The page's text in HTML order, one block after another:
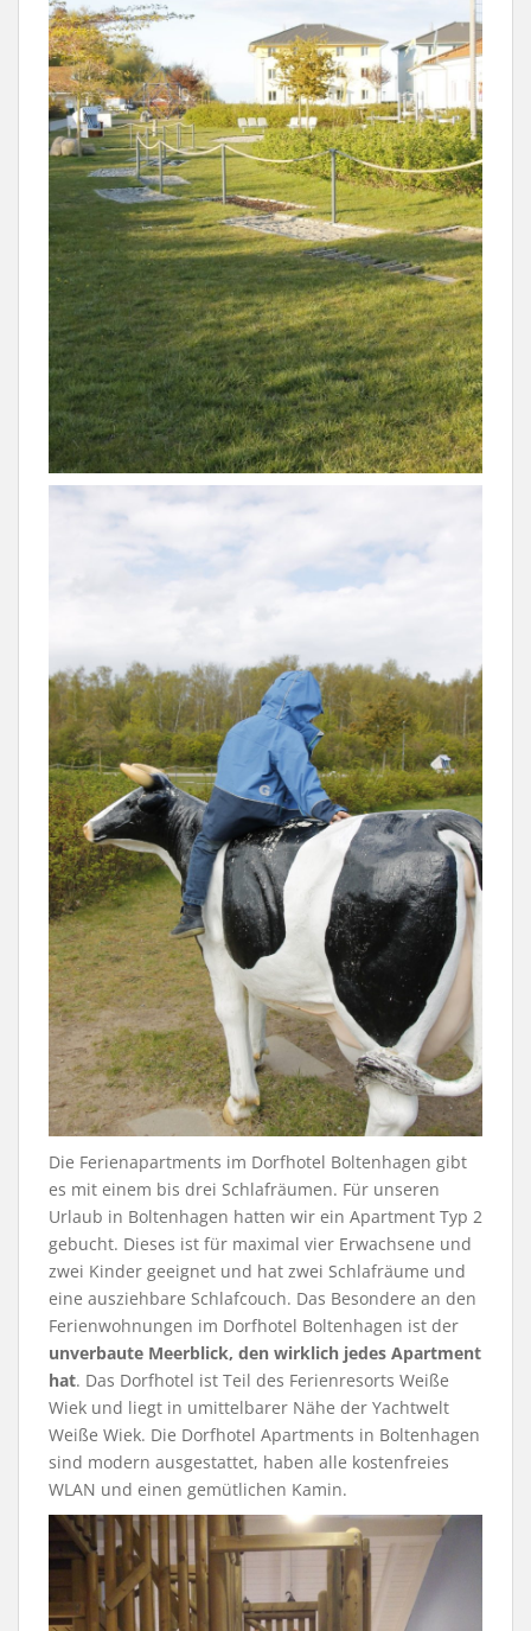
Die Ferienapartments im Dorfhotel Boltenhagen gibt
es mit einem bis drei Schlafräumen. Für unseren
Urlaub in Boltenhagen hatten wir ein Apartment Typ 2
gebucht. Dieses ist für maximal vier Erwachsene und
zwei Kinder geeignet und hat zwei Schlafräume und
eine ausziehbare Schlafcouch. Das Besondere an den
Ferienwohnungen im Dorfhotel Boltenhagen ist der
unverbaute Meerblick, den wirklich jedes Apartment
hat. Das Dorfhotel ist Teil des Ferienresorts Weiße
Wiek und liegt in umittelbarer Nähe der Yachtwelt
Weiße Wiek. Die Dorfhotel Apartments in Boltenhagen
sind modern ausgestattet, haben alle kostenfreies
WLAN und einen gemütlichen Kamin.